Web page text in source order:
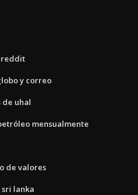
reddit
y correo
de uhal
mensualmente
de valores
lanka